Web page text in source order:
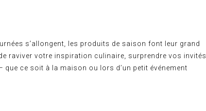
s’allongent, les produits de saison font leur grand
raviver votre inspiration culinaire, surprendre vos invités
ce soit à la maison ou lors d’un petit événement